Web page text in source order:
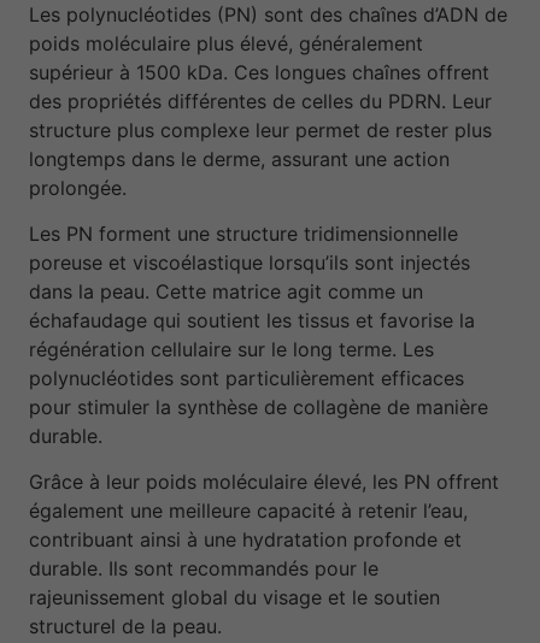
Les polynucléotides (PN) sont des chaînes d’ADN de
poids moléculaire plus élevé, généralement
supérieur à 1500 kDa. Ces longues chaînes offrent
des propriétés différentes de celles du PDRN. Leur
structure plus complexe leur permet de rester plus
longtemps dans le derme, assurant une action
prolongée.
Les PN forment une structure tridimensionnelle
poreuse et viscoélastique lorsqu’ils sont injectés
dans la peau. Cette matrice agit comme un
échafaudage qui soutient les tissus et favorise la
régénération cellulaire sur le long terme. Les
polynucléotides sont particulièrement efficaces
pour stimuler la synthèse de collagène de manière
durable.
Grâce à leur poids moléculaire élevé, les PN offrent
également une meilleure capacité à retenir l’eau,
contribuant ainsi à une hydratation profonde et
durable. Ils sont recommandés pour le
rajeunissement global du visage et le soutien
structurel de la peau.